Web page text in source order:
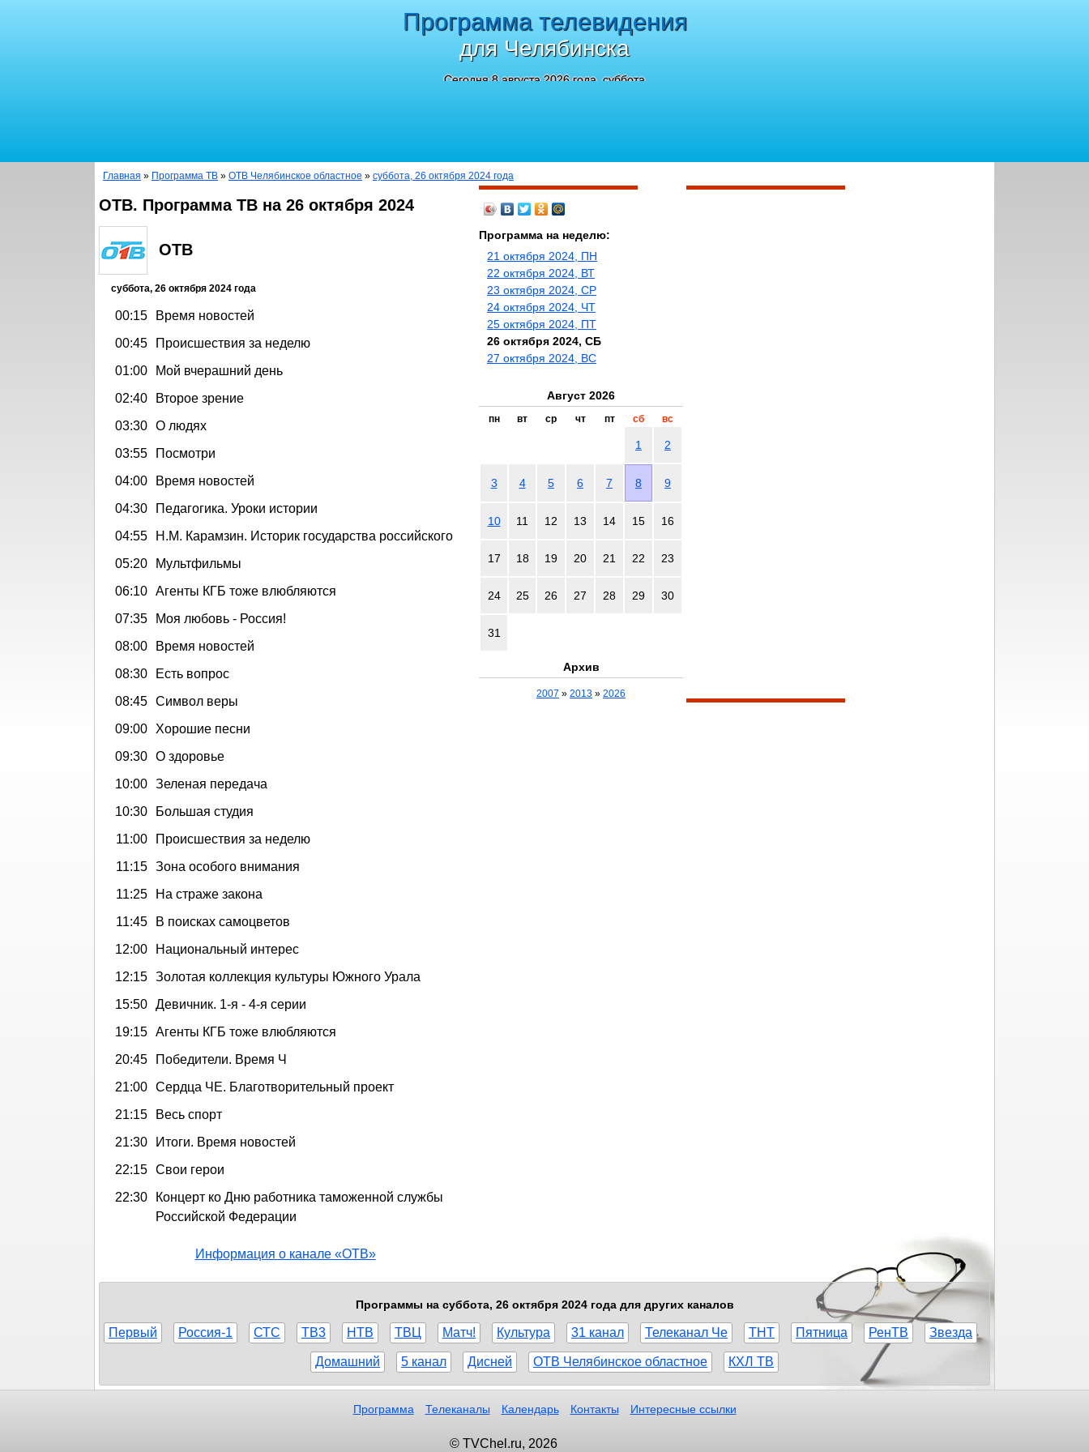
Программа телевидения
для Челябинска
Сегодня 8 августа 2026 года, суббота
Главная » Программа ТВ » ОТВ Челябинское областное » суббота, 26 октября 2024 года
ОТВ. Программа ТВ на 26 октября 2024
ОТВ
суббота, 26 октября 2024 года
00:15
Время новостей
00:45
Происшествия за неделю
01:00
Мой вчерашний день
02:40
Второе зрение
03:30 О людях
03:55
Посмотри
04:00
Время новостей
04:30
Педагогика. Уроки истории
04:55
Н.М. Карамзин. Историк государства российского
05:20
Мультфильмы
06:10 Агенты КГБ тоже влюбляются
07:35
Моя любовь - Россия!
08:00
Время новостей
08:30
Есть вопрос
08:45 Символ веры
09:00
Хорошие песни
09:30 О здоровье
10:00 Зеленая передача
10:30
Большая студия
11:00
Происшествия за неделю
11:15 Зона особого внимания
11:25
На страже закона
11:45
В поисках самоцветов
12:00
Национальный интерес
12:15 Золотая коллекция культуры Южного Урала
15:50 Девичник. 1-я - 4-я серии
19:15 Агенты КГБ тоже влюбляются
20:45
Победители. Время Ч
21:00 Сердца ЧЕ. Благотворительный проект
21:15
Весь спорт
21:30
Итоги. Время новостей
22:15 Свои герои
22:30
Концерт ко Дню работника таможенной службы
Российской Федерации
Информация о канале «ОТВ»
Программа на неделю:
21 октября 2024, ПН
22 октября 2024, ВТ
23 октября 2024, СР
24 октября 2024, ЧТ
25 октября 2024, ПТ
26 октября 2024, СБ
27 октября 2024, ВС
Август 2026
пн вт ср чт пт сб вс
1 2
3 4 5 6 7 8 9
10 11 12 13 14 15 16
17 18 19 20 21 22 23
24 25 26 27 28 29 30
31
Архив
2007 » 2013 » 2026
Программы на суббота, 26 октября 2024 года для других каналов
Первый Россия-1 СТС ТВ3 НТВ ТВЦ Матч! Культура 31 канал Телеканал Че ТНТ Пятница РенТВ Звезда
Домашний 5 канал Дисней ОТВ Челябинское областное КХЛ ТВ
Программа Телеканалы Календарь Контакты Интересные ссылки
© TVChel.ru, 2026